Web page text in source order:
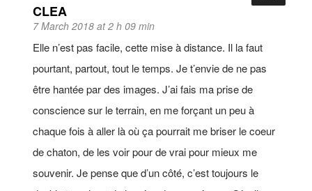
CLEA
7 March 2018 at 2 h 09 min
Elle n’est pas facile, cette mise à distance. Il la faut
pourtant, partout, tout le temps. Je t’envie de ne pas
être hantée par des images. J’ai fais ma prise de
conscience sur le terrain, en me forçant un peu à
chaque fois à aller là où ça pourrait me briser le coeur
de chaton, de les voir pour de vrai pour mieux me
souvenir. Je pense que d’un côté, c’est toujours le